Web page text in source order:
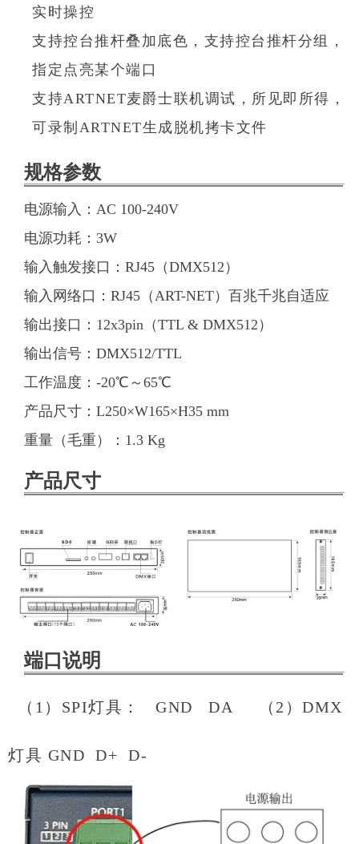
实时操控
支持控台推杆叠加底色，支持控台推杆分组，
指定点亮某个端口
支持ARTNET麦爵士联机调试，所见即所得，
可录制ARTNET生成脱机拷卡文件
规格参数
电源输入：AC 100-240V
电源功耗：3W
输入触发接口：RJ45（DMX512）
输入网络口：RJ45（ART-NET）百兆千兆自适应
输出接口：12x3pin（TTL & DMX512）
输出信号：DMX512/TTL
工作温度：-20℃～65℃
产品尺寸：L250×W165×H35 mm
重量（毛重）：1.3 Kg
产品尺寸
端口说明
（1）SPI灯具： GND DA （2）DMX
灯具 GND D+ D-